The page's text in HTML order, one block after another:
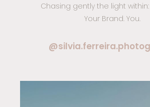
Chasing gently the light within:
Your Brand. You.